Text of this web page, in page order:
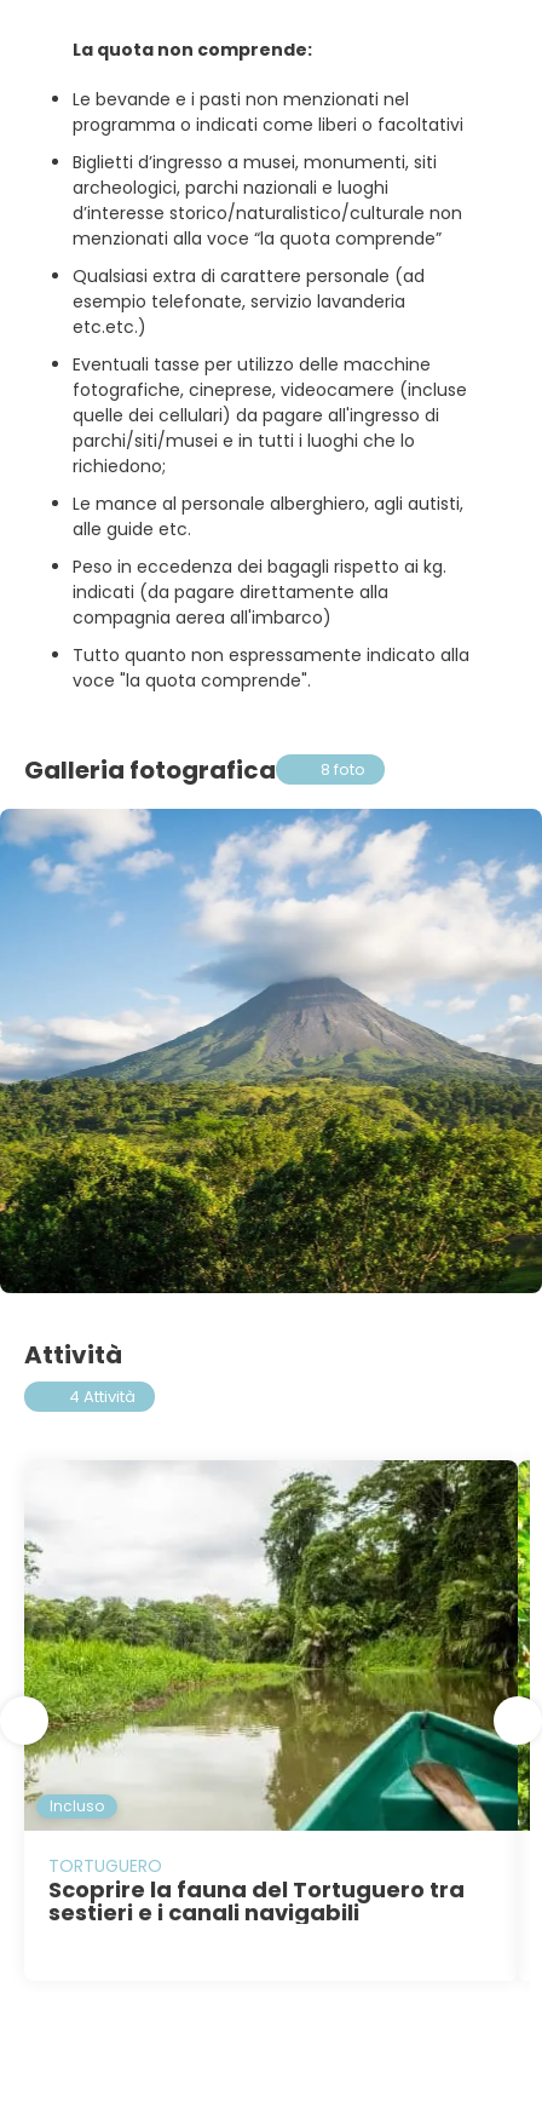
La quota non comprende:
Le bevande e i pasti non menzionati nel
programma o indicati come liberi o facoltativi
Biglietti d’ingresso a musei, monumenti, siti
archeologici, parchi nazionali e luoghi
d’interesse storico/naturalistico/culturale non
menzionati alla voce “la quota comprende”
Qualsiasi extra di carattere personale (ad
esempio telefonate, servizio lavanderia
etc.etc.)
Eventuali tasse per utilizzo delle macchine
fotografiche, cineprese, videocamere (incluse
quelle dei cellulari) da pagare all'ingresso di
parchi/siti/musei e in tutti i luoghi che lo
richiedono;
Le mance al personale alberghiero, agli autisti,
alle guide etc.
Peso in eccedenza dei bagagli rispetto ai kg.
indicati (da pagare direttamente alla
compagnia aerea all'imbarco)
Tutto quanto non espressamente indicato alla
voce "la quota comprende".
Galleria fotografica 8 foto
Attività
4 Attività
Incluso
TORTUGUERO
Scoprire la fauna del Tortuguero tra
sestieri e i canali navigabili